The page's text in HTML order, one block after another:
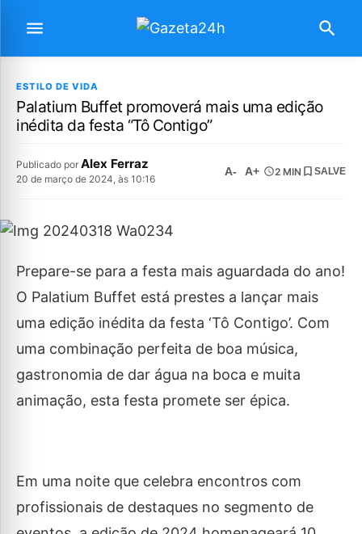
ESTILO DE VIDA
Palatium Buffet promoverá mais uma edição
inédita da festa “Tô Contigo”
Publicado por Alex Ferraz
20 de março de 2024, às 10:16
A- A+ 2 MIN SALVE
Prepare-se para a festa mais aguardada do ano!
O Palatium Buffet está prestes a lançar mais
uma edição inédita da festa ‘Tô Contigo’. Com
uma combinação perfeita de boa música,
gastronomia de dar água na boca e muita
animação, esta festa promete ser épica.
Em uma noite que celebra encontros com
profissionais de destaques no segmento de